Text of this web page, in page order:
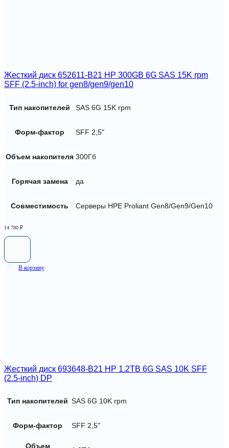
Жесткий диск 652611-B21 HP 300GB 6G SAS 15K rpm
SFF (2.5-inch) for gen8/gen9/gen10
Тип накопителей SAS 6G 15K rpm
Форм-фактор SFF 2,5"
Объем накопителя 300Гб
Горячая замена да
Совместимость Серверы HPE Proliant Gen8/Gen9/Gen10
14 780 ₽
В корзину
Жесткий диск 693648-B21 HP 1.2TB 6G SAS 10K SFF
(2.5-inch) DP
Тип накопителей SAS 6G 10K rpm
Форм-фактор SFF 2,5"
Объем